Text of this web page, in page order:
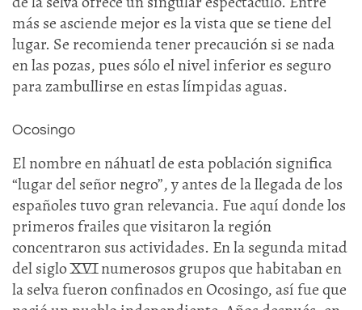
más se asciende mejor es la vista que se tiene del
lugar. Se recomienda tener precaución si se nada
en las pozas, pues sólo el nivel inferior es seguro
para zambullirse en estas límpidas aguas.
Ocosingo
El nombre en náhuatl de esta población significa
“lugar del señor negro”, y antes de la llegada de los
españoles tuvo gran relevancia. Fue aquí donde los
primeros frailes que visitaron la región
concentraron sus actividades. En la segunda mitad
del siglo XVI numerosos grupos que habitaban en
la selva fueron confinados en Ocosingo, así fue que